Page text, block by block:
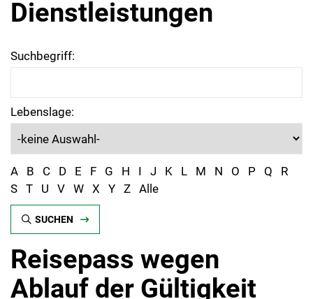
Dienstleistungen
Suchbegriff:
Lebenslage:
A B C D E F G H I J K L M N O P Q
R
S T U V W X Y Z Alle
SUCHEN
Reisepass wegen
Ablauf der Gültigkeit